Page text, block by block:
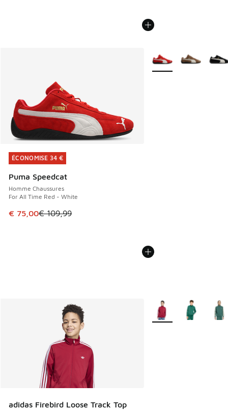
ÉCONOMISE 34 €
Puma Speedcat
Homme Chaussures
For All Time Red - White
Cet article est en promotion. Prix en baisse de € 109,99 à
€ 75,00€ 109,99
ÉCONOMISE 34 €
Plus de couleurs
adidas Firebird Loose Track Top
Plus de couleurs